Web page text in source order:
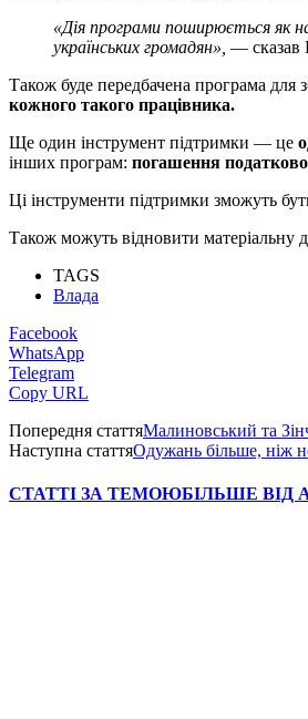
«Дія програми поширюється як
українських громадян», — сказав
Також буде передбачена програма для
кожного такого працівника.
Ще один інструмент підтримки — це
інших програм: погашення
Ці інструменти підтримки зможуть
Також можуть відновити матеріальну
TAGS
Влада
Facebook
WhatsApp
Telegram
Copy URL
Попередня статтяМалиновський та
Наступна статтяОдужань більше, ніж
СТАТТІ ЗА ТЕМОЮБІЛЬШЕ ВІД